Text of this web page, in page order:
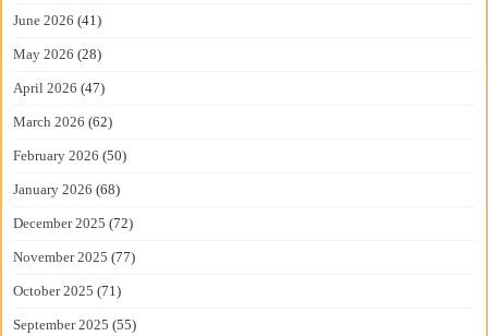
June 2026 (41)
May 2026 (28)
April 2026 (47)
March 2026 (62)
February 2026 (50)
January 2026 (68)
December 2025 (72)
November 2025 (77)
October 2025 (71)
September 2025 (55)